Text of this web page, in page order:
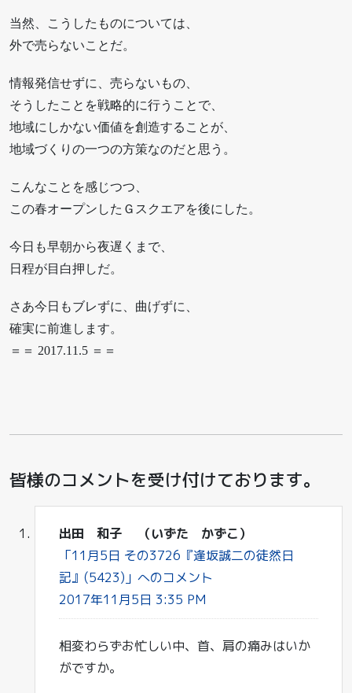
当然、こうしたものについては、
外で売らないことだ。
情報発信せずに、売らないもの、
そうしたことを戦略的に行うことで、
地域にしかない価値を創造することが、
地域づくりの一つの方策なのだと思う。
こんなことを感じつつ、
この春オープンしたＧスクエアを後にした。
今日も早朝から夜遅くまで、
日程が目白押しだ。
さあ今日もブレずに、曲げずに、
確実に前進します。
＝＝ 2017.11.5 ＝＝
皆様のコメントを受け付けております。
出田 和子 （いずた かずこ）
「11月5日 その3726『逢坂誠二の徒然日
記』(5423)」へのコメント
2017年11月5日 3:35 PM
相変わらずお忙しい中、首、肩の痛みはいか
がですか。